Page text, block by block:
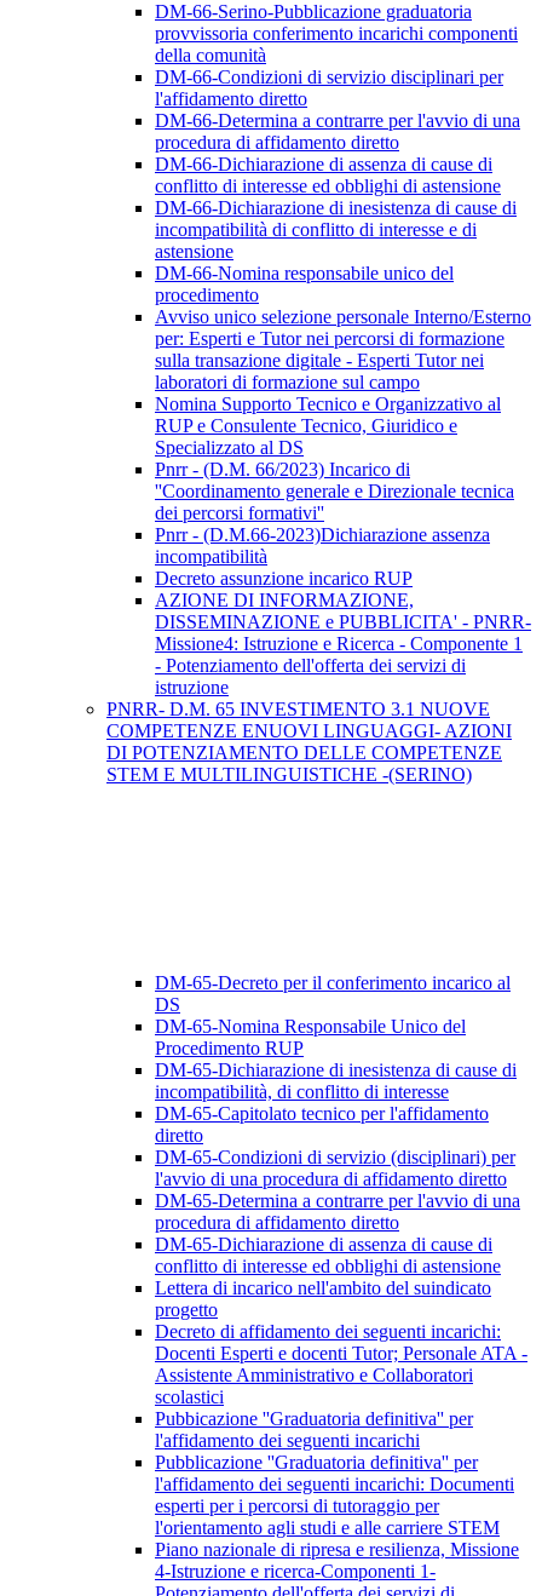
DM-66-Serino-Pubblicazione graduatoria
provvissoria conferimento incarichi componenti
della comunità
DM-66-Condizioni di servizio disciplinari per
l'affidamento diretto
DM-66-Determina a contrarre per l'avvio di una
procedura di affidamento diretto
DM-66-Dichiarazione di assenza di cause di
conflitto di interesse ed obblighi di astensione
DM-66-Dichiarazione di inesistenza di cause di
incompatibilità di conflitto di interesse e di
astensione
DM-66-Nomina responsabile unico del
procedimento
Avviso unico selezione personale Interno/Esterno
per: Esperti e Tutor nei percorsi di formazione
sulla transazione digitale - Esperti Tutor nei
laboratori di formazione sul campo
Nomina Supporto Tecnico e Organizzativo al
RUP e Consulente Tecnico, Giuridico e
Specializzato al DS
Pnrr - (D.M. 66/2023) Incarico di
''Coordinamento generale e Direzionale tecnica
dei percorsi formativi''
Pnrr - (D.M.66-2023)Dichiarazione assenza
incompatibilità
Decreto assunzione incarico RUP
AZIONE DI INFORMAZIONE,
DISSEMINAZIONE e PUBBLICITA' - PNRR-
Missione4: Istruzione e Ricerca - Componente 1
- Potenziamento dell'offerta dei servizi di
istruzione
PNRR- D.M. 65 INVESTIMENTO 3.1 NUOVE
COMPETENZE ENUOVI LINGUAGGI- AZIONI
DI POTENZIAMENTO DELLE COMPETENZE
STEM E MULTILINGUISTICHE -(SERINO)
DM-65-Decreto per il conferimento incarico al
DS
DM-65-Nomina Responsabile Unico del
Procedimento RUP
DM-65-Dichiarazione di inesistenza di cause di
incompatibilità, di conflitto di interesse
DM-65-Capitolato tecnico per l'affidamento
diretto
DM-65-Condizioni di servizio (disciplinari) per
l'avvio di una procedura di affidamento diretto
DM-65-Determina a contrarre per l'avvio di una
procedura di affidamento diretto
DM-65-Dichiarazione di assenza di cause di
conflitto di interesse ed obblighi di astensione
Lettera di incarico nell'ambito del suindicato
progetto
Decreto di affidamento dei seguenti incarichi:
Docenti Esperti e docenti Tutor; Personale ATA -
Assistente Amministrativo e Collaboratori
scolastici
Pubbicazione ''Graduatoria definitiva'' per
l'affidamento dei seguenti incarichi
Pubblicazione ''Graduatoria definitiva'' per
l'affidamento dei seguenti incarichi: Documenti
esperti per i percorsi di tutoraggio per
l'orientamento agli studi e alle carriere STEM
Piano nazionale di ripresa e resilienza, Missione
4-Istruzione e ricerca-Componenti 1-